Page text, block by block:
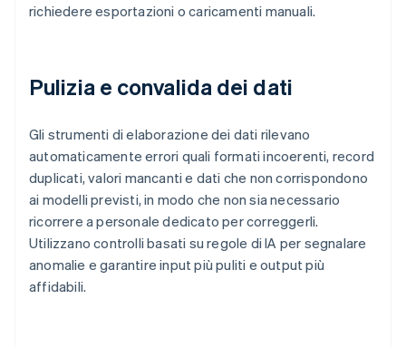
richiedere esportazioni o caricamenti manuali.
Pulizia e convalida dei dati
Gli strumenti di elaborazione dei dati rilevano
automaticamente errori quali formati incoerenti, record
duplicati, valori mancanti e dati che non corrispondono
ai modelli previsti, in modo che non sia necessario
ricorrere a personale dedicato per correggerli.
Utilizzano controlli basati su regole di IA per segnalare
anomalie e garantire input più puliti e output più
affidabili.